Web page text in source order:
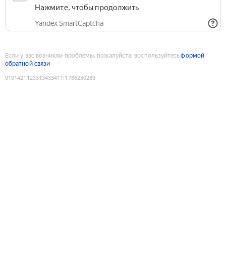
Нажмите, чтобы продолжить
Yandex SmartCaptcha
Если у вас возникли проблемы, пожалуйста, воспользуйтесьформой
обратной связи
9191421123313433411 :1786230289